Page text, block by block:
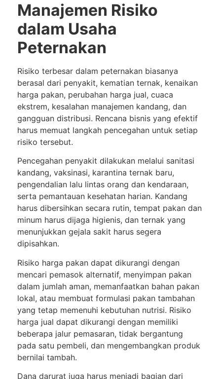
Manajemen Risiko
dalam Usaha
Peternakan
Risiko terbesar dalam peternakan biasanya
berasal dari penyakit, kematian ternak, kenaikan
harga pakan, perubahan harga jual, cuaca
ekstrem, kesalahan manajemen kandang, dan
gangguan distribusi. Rencana bisnis yang efektif
harus memuat langkah pencegahan untuk setiap
risiko tersebut.
Pencegahan penyakit dilakukan melalui sanitasi
kandang, vaksinasi, karantina ternak baru,
pengendalian lalu lintas orang dan kendaraan,
serta pemantauan kesehatan harian. Kandang
harus dibersihkan secara rutin, tempat pakan dan
minum harus dijaga higienis, dan ternak yang
menunjukkan gejala sakit harus segera
dipisahkan.
Risiko harga pakan dapat dikurangi dengan
mencari pemasok alternatif, menyimpan pakan
dalam jumlah aman, memanfaatkan bahan pakan
lokal, atau membuat formulasi pakan tambahan
yang tetap memenuhi kebutuhan nutrisi. Risiko
harga jual dapat dikurangi dengan memiliki
beberapa jalur pemasaran, tidak bergantung
pada satu pembeli, dan mengembangkan produk
bernilai tambah.
Dana darurat juga harus menjadi bagian dari